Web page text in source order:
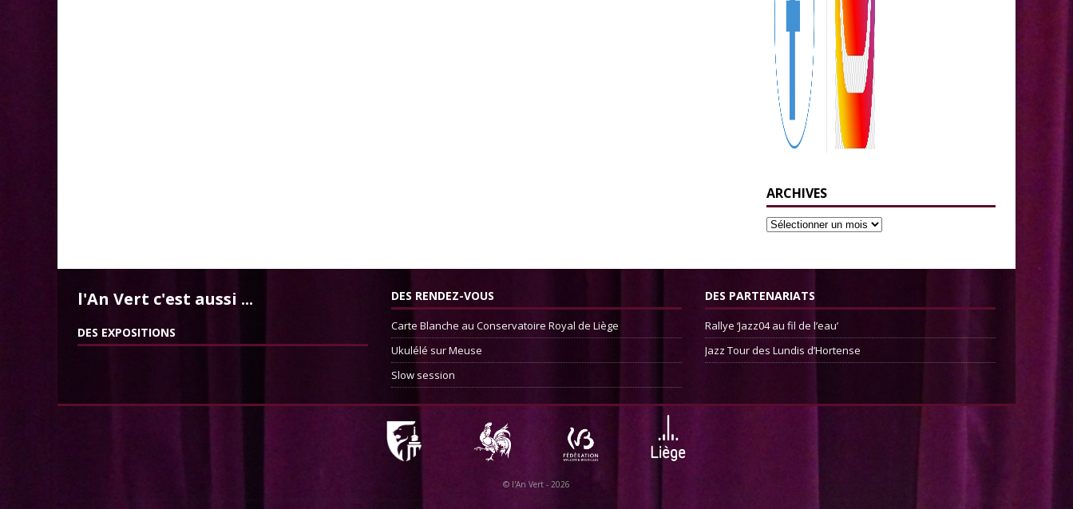
ARCHIVES
l'An Vert c'est aussi ...
DES EXPOSITIONS
DES RENDEZ-VOUS
Carte Blanche au Conservatoire Royal de Liège
Ukulélé sur Meuse
Slow session
DES PARTENARIATS
Rallye ‘Jazz04 au fil de l’eau’
Jazz Tour des Lundis d’Hortense
© l'An Vert - 2026